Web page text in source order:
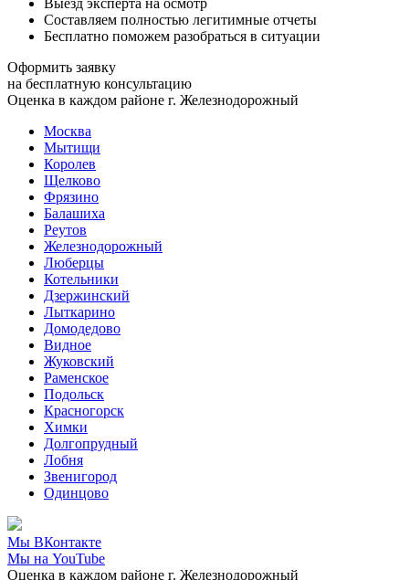
Выезд эксперта на осмотр
Составляем полностью легитимные отчеты
Бесплатно поможем разобраться в ситуации
Оформить заявку
на бесплатную консультацию
Оценка в каждом районе г. Железнодорожный
Москва
Мытищи
Королев
Щелково
Фрязино
Балашиха
Реутов
Железнодорожный
Люберцы
Котельники
Дзержинский
Лыткарино
Домодедово
Видное
Жуковский
Раменское
Подольск
Красногорск
Химки
Долгопрудный
Лобня
Звенигород
Одинцово
Мы ВКонтакте
Мы на YouTube
Оценка в каждом районе г. Железнодорожный